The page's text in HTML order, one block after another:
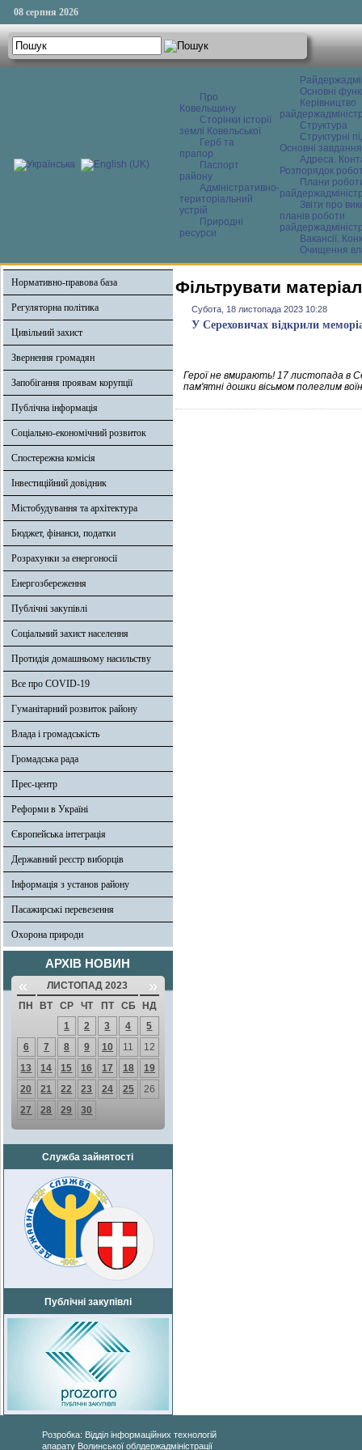
08 серпня 2026
Про
Ковельщину
Сторінки історії
землі Ковельської
Герб та
прапор
Паспорт
району
Адміністративно-
територіальний
устрій
Природні
ресурси
Основні
Керівництво
Структура
Структурні
Основні завдання
Адреса.
Розпорядок
Плани
Звіти про
планів роботи
Вакансії.
Очищення
Нормативно-правова база
Регуляторна політика
Цивільний захист
Звернення громадян
Запобігання проявам корупції
Публічна інформація
Соціально-економічний розвиток
Спостережна комісія
Інвестиційний довідник
Містобудування та архітектура
Бюджет, фінанси, податки
Розрахунки за енергоносії
Енергозбереження
Публічні закупівлі
Соціальний захист населення
Протидія домашньому насильству
Все про COVID-19
Гуманітарний розвиток району
Влада і громадськість
Громадська рада
Прес-центр
Реформи в Україні
Європейська інтеграція
Державний реєстр виборців
Інформація з установ району
Пасажирські перевезення
Охорона природи
АРХІВ НОВИН
« ЛИСТОПАД 2023 »
ПН ВТ СР ЧТ ПТ СБ
НД
1
2 3 4
5
6
7 8 9 10 11
12
13
14 15 16 17 18
19
20
21 22 23 24 25
26
27
28 29 30
Служба зайнятості
Публічні закупівлі
Фільтрувати
Субота, 18 листопада 2023 10:28
У Сереховичах відкрили
Герої не вмирають! 17 листопада в
пам'ятні дошки вісьмом полеглим
Розробка: Відділ інформаційних технологій
апарату Волинської облдержадміністрації